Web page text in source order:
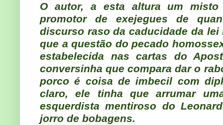
O autor, a esta altura um misto
promotor de exejegues de
discurso raso da caducidade da lei
que a questão do pecado
estabelecida nas cartas do
conversinha que compara dar o
porco é coisa de imbecil com
claro, ele tinha que arrumar
esquerdista mentiroso do
jorro de bobagens.